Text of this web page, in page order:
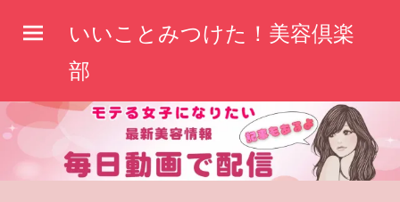
へ
いいことみつけた！美容倶楽
部